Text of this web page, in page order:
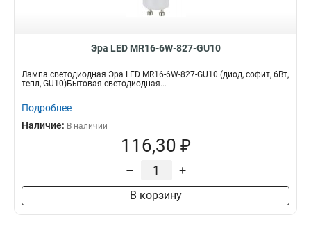
Эра LED MR16-6W-827-GU10
Лампа светодиодная Эра LED MR16-6W-827-GU10 (диод, софит, 6Вт,
тепл, GU10)Бытовая светодиодная...
Подробнее
Наличие: В наличии
116,30 ₽
– +
В корзину